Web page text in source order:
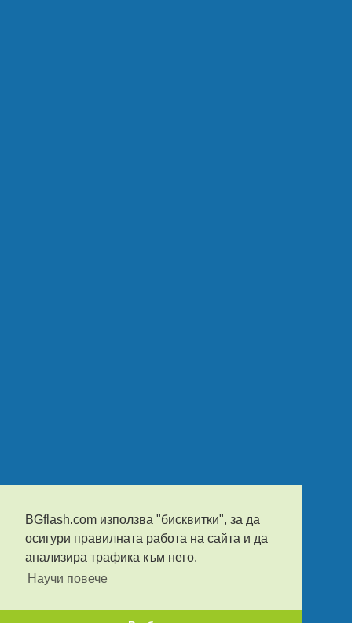
BGflash.com използва "бисквитки", за да
осигури правилната работа на сайта и да
анализира трафика към него.
Научи повече